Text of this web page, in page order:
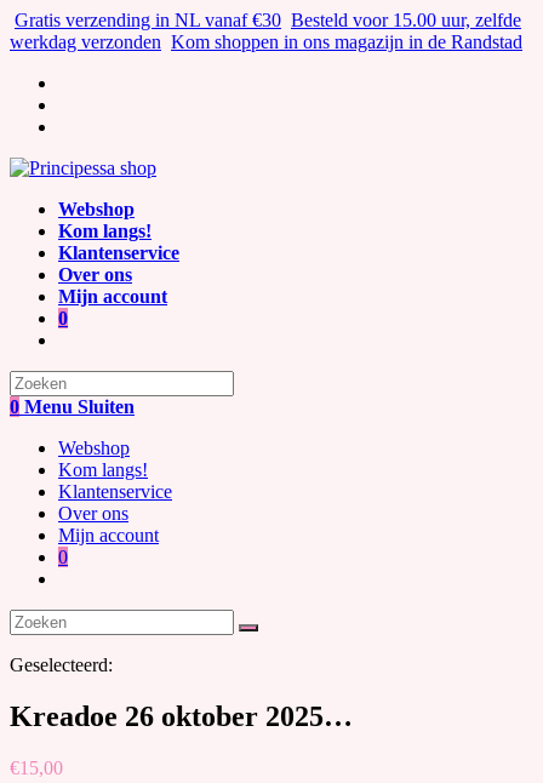
Ga
naar
Gratis verzending in NL vanaf €30 Besteld voor 15.00 uur, zelfde
werkdag verzonden Kom shoppen in ons magazijn in de Randstad
Webshop
Kom langs!
Klantenservice
Over ons
Mijn account
0
Zoek
naar:
0 Menu Sluiten
Webshop
Kom langs!
Klantenservice
Over ons
Mijn account
0
Geselecteerd:
Kreadoe 26 oktober 2025…
€15,00